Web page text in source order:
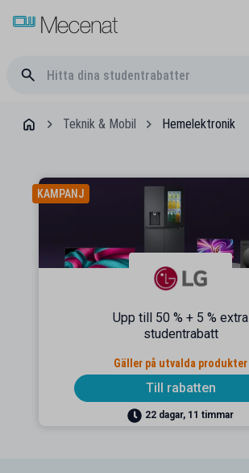
Teknik & Mobil Hemelektronik
KAMPANJ
Upp till 50 % + 5 % extra
studentrabatt
Gäller på utvalda produkter
Till rabatten
22 dagar, 11 timmar